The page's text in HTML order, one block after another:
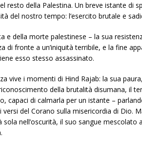
resto della Palestina. Un breve istante di
del nostro tempo: l’esercito brutale e
e della morte palestinese – la sua
di fronte a un’iniquità terribile, e la fine
esso stesso assassinato.
vive i momenti di Hind Rajab: la sua
della brutalità disumana, il
capaci di calmarla per un istante –
versi del Corano sulla misericordia di Dio.
nell’oscurità, il suo sangue mescolato